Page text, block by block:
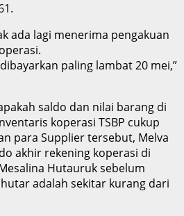
ada lagi menerima pengakuan
paling lambat 20 mei,”
saldo dan nilai barang di
koperasi TSBP cukup
para Supplier tersebut, Melva
akhir rekening koperasi di
Hutauruk sebelum
adalah sekitar kurang dari